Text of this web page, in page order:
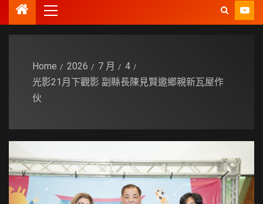
Home 2026 7 月
4
光影21月下觀影 副縣長陳見賢邀鄉親新瓦屋作
伙